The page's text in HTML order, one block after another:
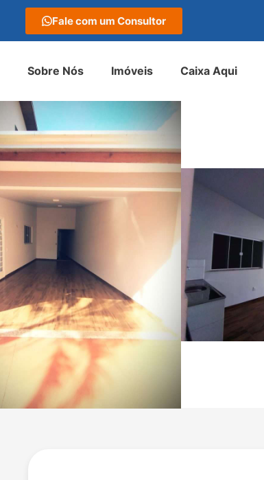
Fale com um Consultor
Sobre Nós Imóveis Caixa Aqui